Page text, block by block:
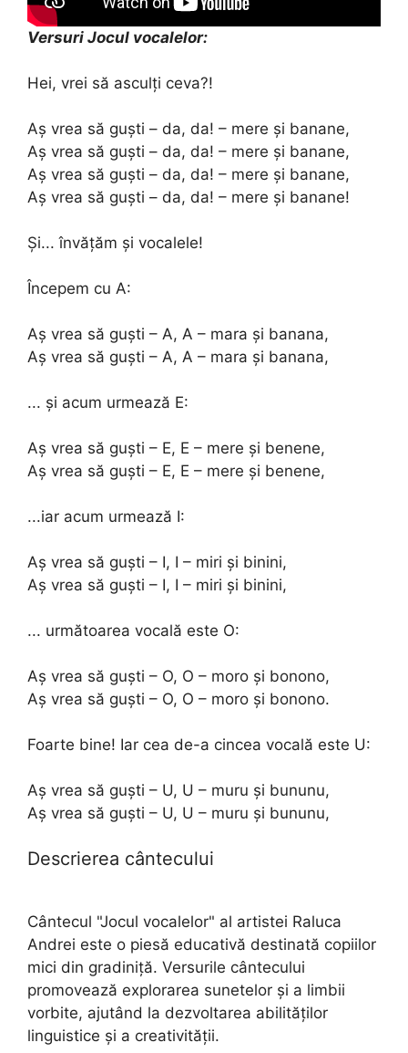
Versuri Jocul vocalelor:
Hei, vrei să asculți ceva?!
Aș vrea să guști – da, da! – mere și banane,
Aș vrea să guști – da, da! – mere și banane,
Aș vrea să guști – da, da! – mere și banane,
Aș vrea să guști – da, da! – mere și banane!
Și... învățăm și vocalele!
Începem cu A:
Aș vrea să guști – A, A – mara și banana,
Aș vrea să guști – A, A – mara și banana,
... și acum urmează E:
Aș vrea să guști – E, E – mere și benene,
Aș vrea să guști – E, E – mere și benene,
...iar acum urmează I:
Aș vrea să guști – I, I – miri și binini,
Aș vrea să guști – I, I – miri și binini,
... următoarea vocală este O:
Aș vrea să guști – O, O – moro și bonono,
Aș vrea să guști – O, O – moro și bonono.
Foarte bine! Iar cea de-a cincea vocală este U:
Aș vrea să guști – U, U – muru și bununu,
Aș vrea să guști – U, U – muru și bununu,
Descrierea cântecului
Cântecul "Jocul vocalelor" al artistei Raluca
Andrei este o piesă educativă destinată copiilor
mici din gradiniță. Versurile cântecului
promovează explorarea sunetelor și a limbii
vorbite, ajutând la dezvoltarea abilităților
linguistice și a creativității.